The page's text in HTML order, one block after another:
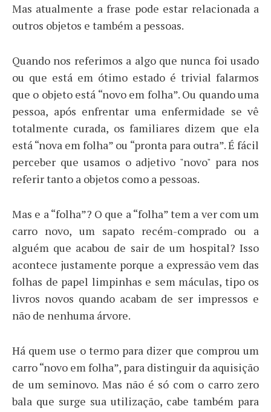
Mas atualmente a frase pode estar relacionada a
outros objetos e também a pessoas.
Quando nos referimos a algo que nunca foi usado
ou que está em ótimo estado é trivial falarmos
que o objeto está “novo em folha”. Ou quando uma
pessoa, após enfrentar uma enfermidade se vê
totalmente curada, os familiares dizem que ela
está “nova em folha” ou “pronta para outra”. É fácil
perceber que usamos o adjetivo "novo" para nos
referir tanto a objetos como a pessoas.
Mas e a “folha”? O que a “folha” tem a ver com um
carro novo, um sapato recém-comprado ou a
alguém que acabou de sair de um hospital? Isso
acontece justamente porque a expressão vem das
folhas de papel limpinhas e sem máculas, tipo os
livros novos quando acabam de ser impressos e
não de nenhuma árvore.
Há quem use o termo para dizer que comprou um
carro “novo em folha”, para distinguir da aquisição
de um seminovo. Mas não é só com o carro zero
bala que surge sua utilização, cabe também para